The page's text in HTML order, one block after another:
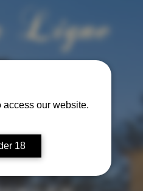
access our website.
18
Ligne
en
contact